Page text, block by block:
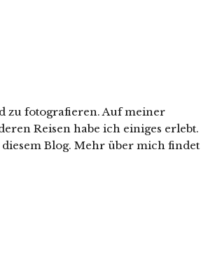
zu fotografieren. Auf meiner
Reisen habe ich einiges erlebt.
Blog. Mehr über mich findet